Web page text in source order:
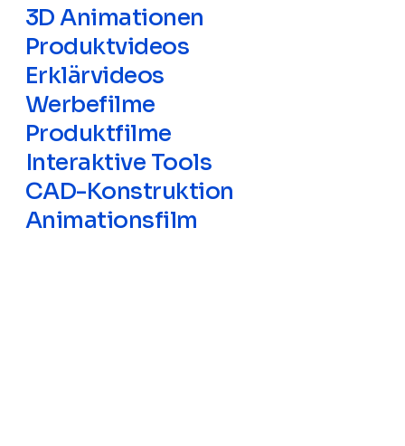
3D Animationen
Produktvideos
Erklärvideos
Werbefilme
Produktfilme
Interaktive Tools
CAD-Konstruktion
Animationsfilm